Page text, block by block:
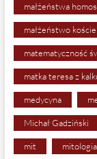
małżeństwa
małżeństwo
matematyczność
matka teresa z
medycyna
Michał Gadziński
mit